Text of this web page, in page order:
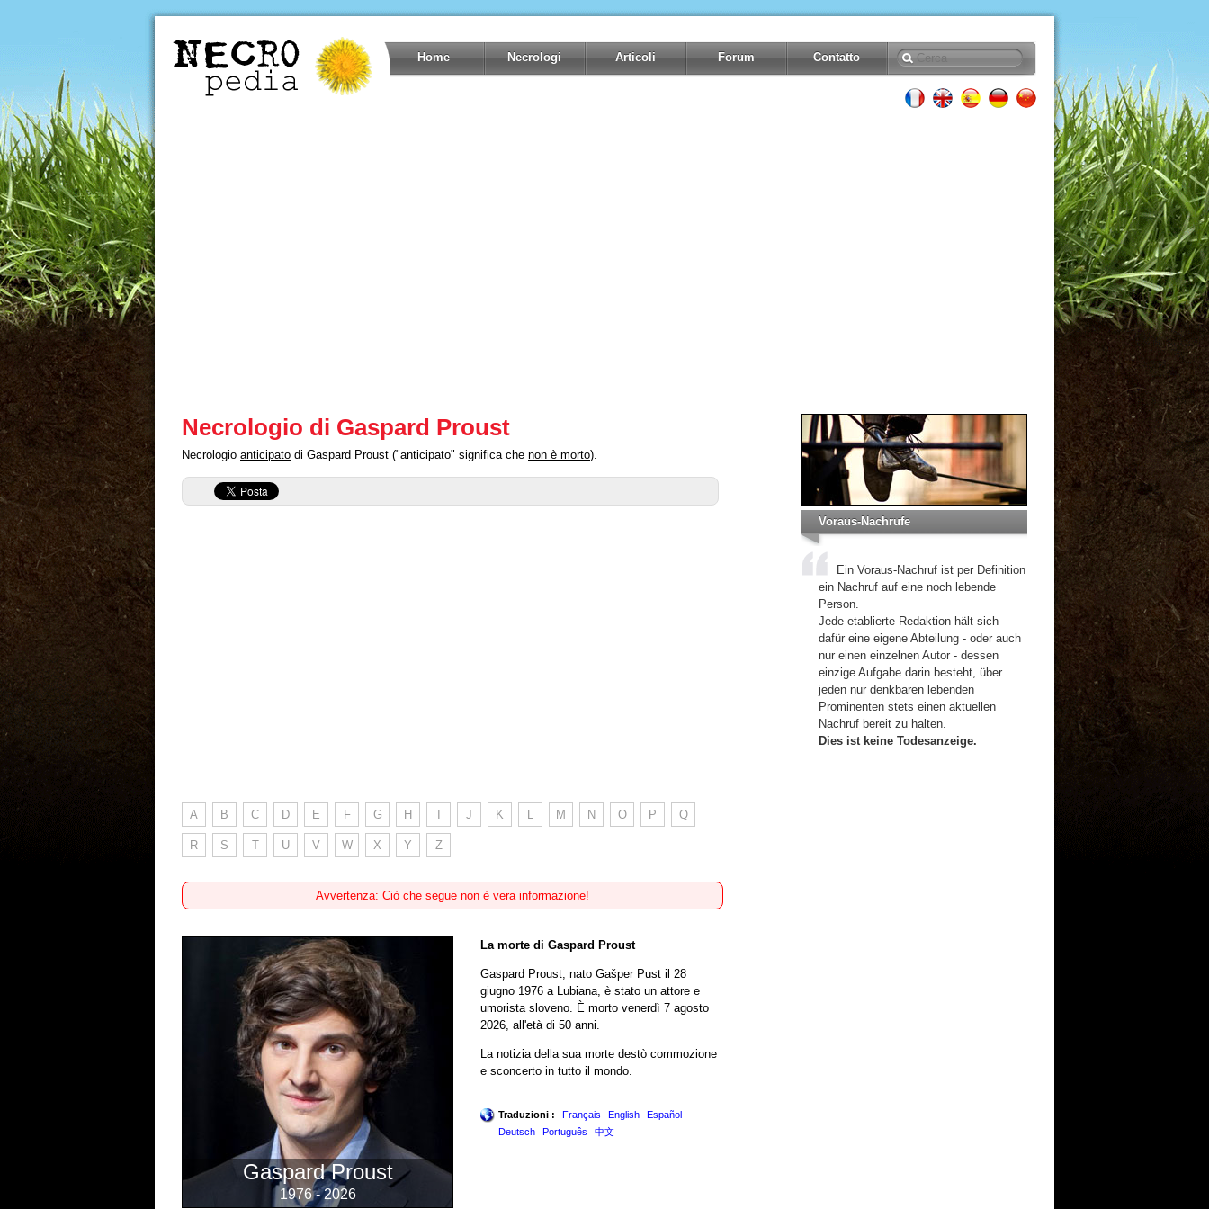
Home Necrologi Articoli Forum Contatto
Necrologio di Gaspard Proust
Necrologio anticipato di Gaspard Proust ("anticipato" significa che non è morto).
A B C D E F G H J K L M N O P Q
R S T U V W X Y Z
Avvertenza: Ciò che segue non è vera informazione!
Gaspard Proust
1976 - 2026
La morte di Gaspard Proust
Gaspard Proust, nato Gašper Pust il 28
giugno 1976 a Lubiana, è stato un attore e
umorista sloveno. È morto venerdì 7 agosto
2026, all'età di 50 anni.
La notizia della sua morte destò commozione
e sconcerto in tutto il mondo.
Traduzioni : Français English
Español
Deutsch
Português 中文
Voraus-Nachrufe
Ein Voraus-Nachruf ist per Definition
ein Nachruf auf eine noch lebende
Person.
Jede etablierte Redaktion hält sich
dafür eine eigene Abteilung - oder auch
nur einen einzelnen Autor - dessen
einzige Aufgabe darin besteht, über
jeden nur denkbaren lebenden
Prominenten stets einen aktuellen
Nachruf bereit zu halten.
Dies ist keine Todesanzeige.